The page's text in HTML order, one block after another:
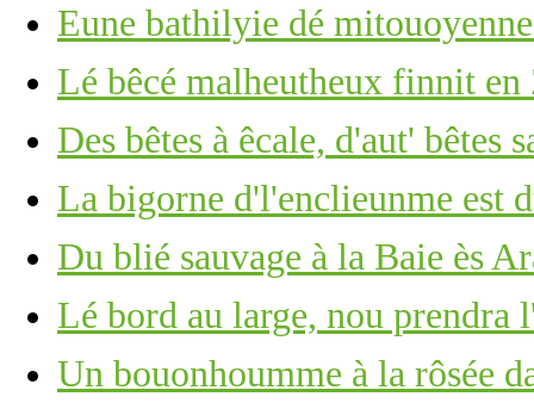
Eune bathilyie dé
Lé bêcé malheutheux finnit en
Des bêtes à êcale, d'aut' bêtes
La bigorne d'l'enclieunme est
Du blié sauvage à la Baie ès
Lé bord au large, nou prendra
Un bouonhoumme à la rôsée